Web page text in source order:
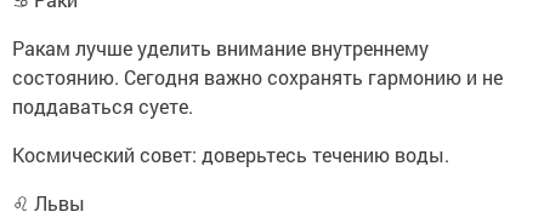
Ракам лучше уделить внимание внутреннему
состоянию. Сегодня важно сохранять гармонию и не
поддаваться суете.
Космический совет: доверьтесь течению воды.
♌ Львы